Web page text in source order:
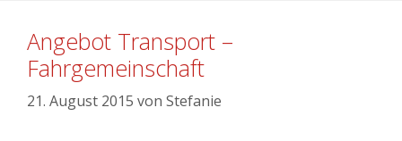
Angebot Transport –
Fahrgemeinschaft
21. August 2015 von Stefanie